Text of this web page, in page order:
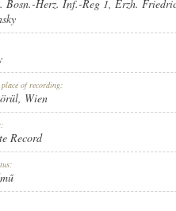
Bosn.-Herz. Inf.-Reg 1, Erzh.
of recording:
, Wien
Record